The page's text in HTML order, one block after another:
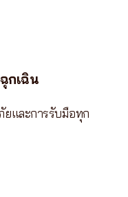
กเฉิน
ยและการรับมือทุก